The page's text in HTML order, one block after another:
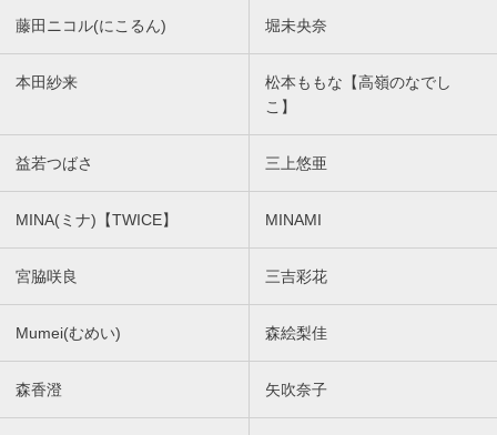
藤田ニコル(にこるん) 堀未央奈
本田紗来
松本ももな【高嶺のなでし
こ】
益若つばさ 三上悠亜
MINA(ミナ)【TWICE】 MINAMI
宮脇咲良 三吉彩花
Mumei(むめい) 森絵梨佳
森香澄 矢吹奈子